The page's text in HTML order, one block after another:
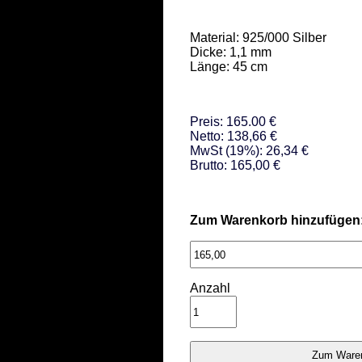
Material: 925/000 Silber
Dicke: 1,1 mm
Länge: 45 cm
Preis: 165.00 €
Netto: 138,66 €
MwSt (19%): 26,34 €
Brutto: 165,00 €
Zum Warenkorb
Anzahl